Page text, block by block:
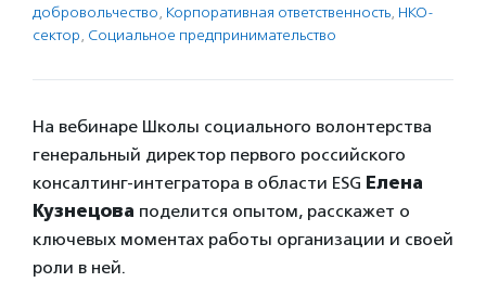
доброволь­чест­во, Корпоративная ответственность, НКО-
сектор, Социальное предпри­нима­тель­ство
На вебинаре Школы социального волонтерства
генеральный директор первого российского
консалтинг-интегратора в области ESG Елена
Кузнецова поделится опытом, расскажет о
ключевых моментах работы организации и своей
роли в ней.